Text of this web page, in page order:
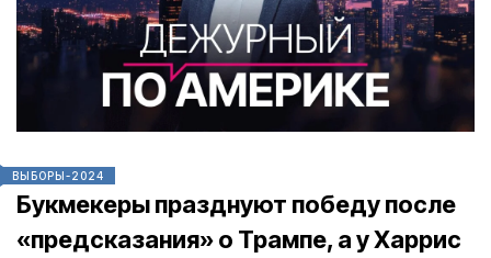
ВЫБОРЫ-2024
Букмекеры празднуют победу после
«предсказания» о Трампе, а у Харрис